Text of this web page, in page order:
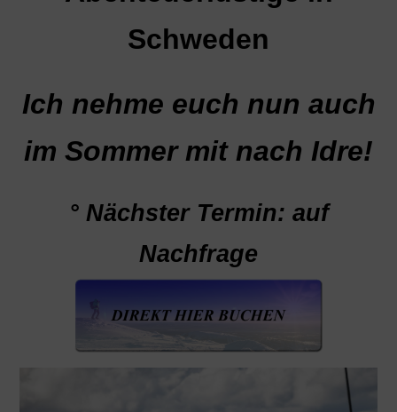
Schweden
Ich nehme euch nun auch
im Sommer mit nach Idre!
° Nächster Termin: auf
Nachfrage